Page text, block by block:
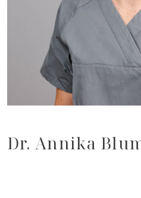
Dr. Annika